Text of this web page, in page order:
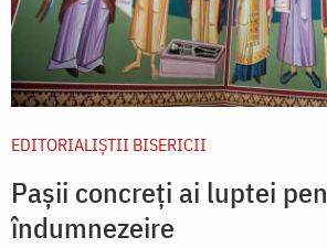
EDITORIALIȘTII BISERICII
Pașii concreți ai luptei
îndumnezeire